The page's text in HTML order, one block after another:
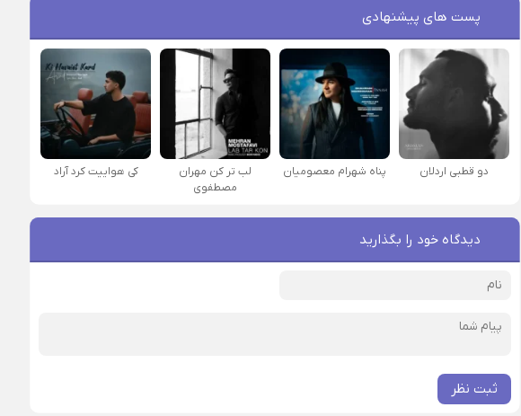
پست های پیشنهادی
دو قطبی اردلان پناه شهرام معصومیان
لب تر کن مهران
مصطفوی
کی هواییت کرد آراد
دیدگاه خود را بگذارید
ثبت نظر